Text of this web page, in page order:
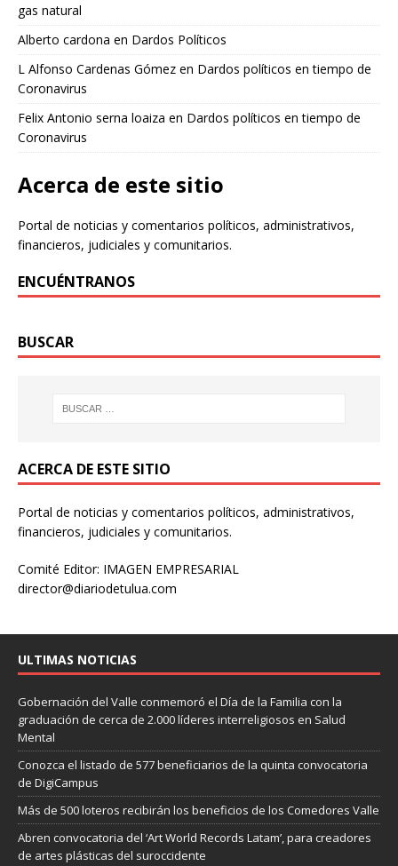
gas natural
Alberto cardona en Dardos Políticos
L Alfonso Cardenas Gómez en Dardos políticos en tiempo de
Coronavirus
Felix Antonio serna loaiza en Dardos políticos en tiempo de
Coronavirus
Acerca de este sitio
Portal de noticias y comentarios políticos, administrativos,
financieros, judiciales y comunitarios.
ENCUÉNTRANOS
BUSCAR
ACERCA DE ESTE SITIO
Portal de noticias y comentarios políticos, administrativos,
financieros, judiciales y comunitarios.
Comité Editor: IMAGEN EMPRESARIAL
director@diariodetulua.com
ULTIMAS NOTICIAS
Gobernación del Valle conmemoró el Día de la Familia con la
graduación de cerca de 2.000 líderes interreligiosos en Salud
Mental
Conozca el listado de 577 beneficiarios de la quinta convocatoria
de DigiCampus
Más de 500 loteros recibirán los beneficios de los Comedores Valle
Abren convocatoria del ‘Art World Records Latam’, para creadores
de artes plásticas del suroccidente